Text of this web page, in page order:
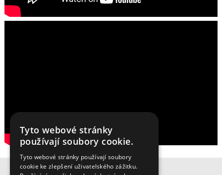
Tyto webové stránky
používají soubory cookie.
Tyto webové stránky používají soubory
cookie ke zlepšení uživatelského zážitku.